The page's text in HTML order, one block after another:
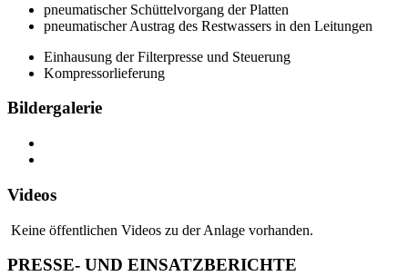
pneumatischer Schüttelvorgang der Platten
pneumatischer Austrag des Restwassers in den Leitungen
Einhausung der Filterpresse und Steuerung
Kompressorlieferung
Bildergalerie
Videos
Keine öffentlichen Videos zu der Anlage vorhanden.
PRESSE- UND EINSATZBERICHTE